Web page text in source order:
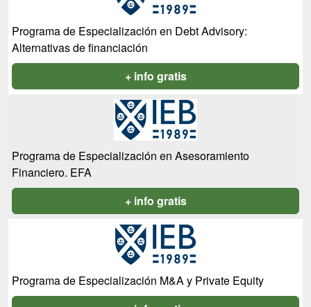
Programa de Especialización en Debt Advisory:
Alternativas de financiación
+ info gratis
Programa de Especialización en Asesoramiento
Financiero. EFA
+ info gratis
Programa de Especialización M&A y Private Equity